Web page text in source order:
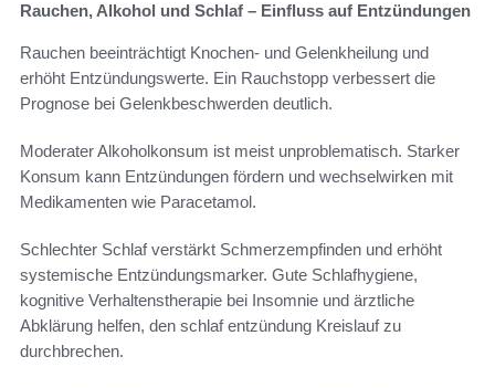
Rauchen, Alkohol und Schlaf – Einfluss auf Entzündungen
Rauchen beeinträchtigt Knochen- und Gelenkheilung und
erhöht Entzündungswerte. Ein Rauchstopp verbessert die
Prognose bei Gelenkbeschwerden deutlich.
Moderater Alkoholkonsum ist meist unproblematisch. Starker
Konsum kann Entzündungen fördern und wechselwirken mit
Medikamenten wie Paracetamol.
Schlechter Schlaf verstärkt Schmerzempfinden und erhöht
systemische Entzündungsmarker. Gute Schlafhygiene,
kognitive Verhaltenstherapie bei Insomnie und ärztliche
Abklärung helfen, den schlaf entzündung Kreislauf zu
durchbrechen.